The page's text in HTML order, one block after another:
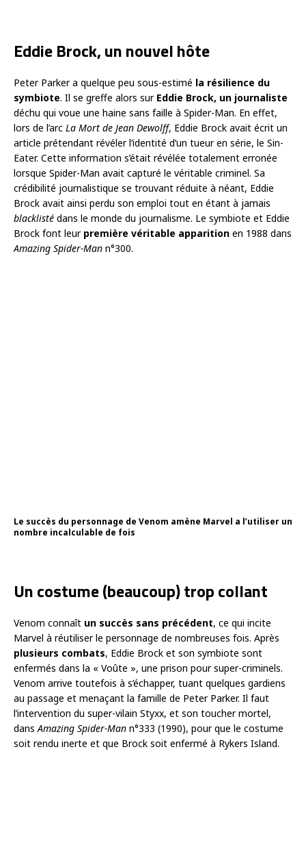
Eddie Brock, un nouvel hôte
Peter Parker a quelque peu sous-estimé la résilience du
symbiote. Il se greffe alors sur Eddie Brock, un journaliste
déchu qui voue une haine sans faille à Spider-Man. En effet,
lors de l’arc La Mort de Jean Dewolff, Eddie Brock avait écrit un
article prétendant révéler l’identité d’un tueur en série, le Sin-
Eater. Cette information s’était révélée totalement erronée
lorsque Spider-Man avait capturé le véritable criminel. Sa
crédibilité journalistique se trouvant réduite à néant, Eddie
Brock avait ainsi perdu son emploi tout en étant à jamais
blacklisté dans le monde du journalisme. Le symbiote et Eddie
Brock font leur première véritable apparition en 1988 dans
Amazing Spider-Man n°300.
Le succès du personnage de Venom amène Marvel a l’utiliser un
nombre incalculable de fois
Un costume (beaucoup) trop collant
Venom connaît un succès sans précédent, ce qui incite
Marvel à réutiliser le personnage de nombreuses fois. Après
plusieurs combats, Eddie Brock et son symbiote sont
enfermés dans la « Voûte », une prison pour super-criminels.
Venom arrive toutefois à s’échapper, tuant quelques gardiens
au passage et menaçant la famille de Peter Parker. Il faut
l’intervention du super-vilain Styxx, et son toucher mortel,
dansAmazing Spider-Man n°333 (1990), pour que le costume
soit rendu inerte et que Brock soit enfermé à Rykers Island.